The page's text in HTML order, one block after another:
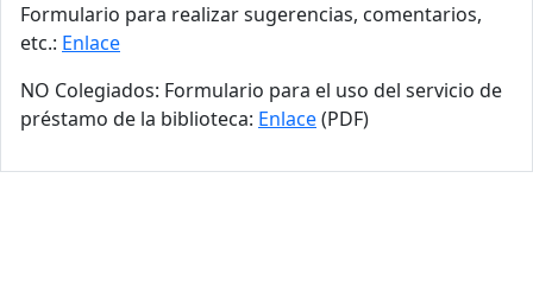
Formulario para realizar sugerencias, comentarios,
etc.: Enlace
NO Colegiados: Formulario para el uso del servicio de
préstamo de la biblioteca: Enlace(PDF)